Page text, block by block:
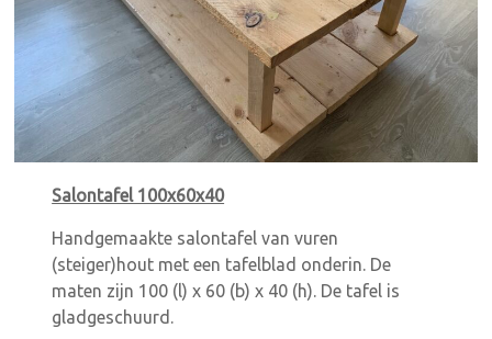
Salontafel 100x60x40
Handgemaakte salontafel van vuren
(steiger)hout met een tafelblad onderin. De
maten zijn 100 (l) x 60 (b) x 40 (h). De tafel is
gladgeschuurd.